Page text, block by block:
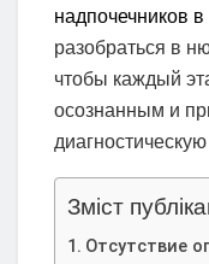
надпочечников
разобраться в
чтобы каждый
осознанным и
диагностическую
Зміст
Отсутствие